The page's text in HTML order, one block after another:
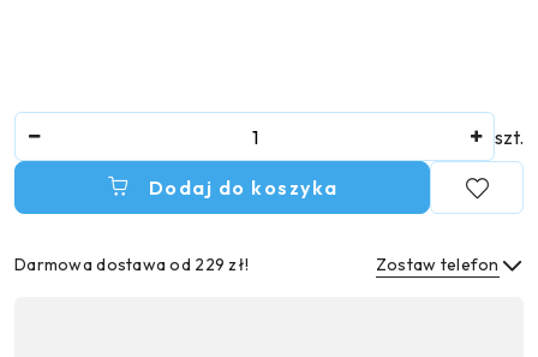
szt.
Dodaj do koszyka
Darmowa dostawa od 229 zł! Zostaw telefon